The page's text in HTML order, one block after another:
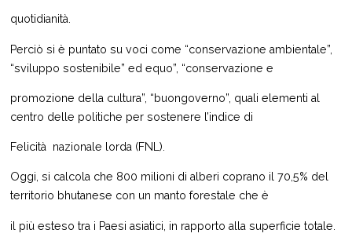
quotidianità.
Perciò si è puntato su voci come “conservazione ambientale”,
“sviluppo sostenibile” ed equo”, “conservazione e
promozione della cultura”, “buongoverno”, quali elementi al
centro delle politiche per sostenere l’indice di
Felicità nazionale lorda (FNL).
Oggi, si calcola che 800 milioni di alberi coprano il 70,5% del
territorio bhutanese con un manto forestale che è
il più esteso tra i Paesi asiatici, in rapporto alla superficie totale.